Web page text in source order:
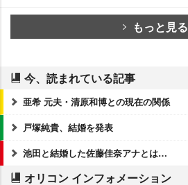
もっと見る
今、読まれている記事
亜希 元夫・清原和博との現在の関係
戸塚純貴、結婚を発表
池田と結婚した佐藤佳奈アナとは…
オリコン インフォメーション